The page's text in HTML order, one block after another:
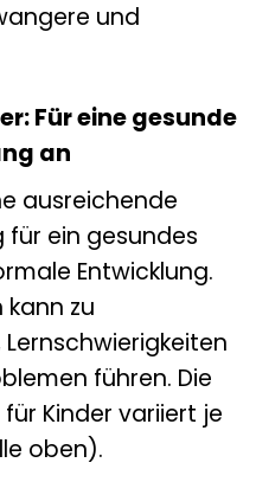
und
Für eine gesunde
an
ausreichende
ein gesundes
Entwicklung.
zu
führen. Die
Kinder variiert je
oben).